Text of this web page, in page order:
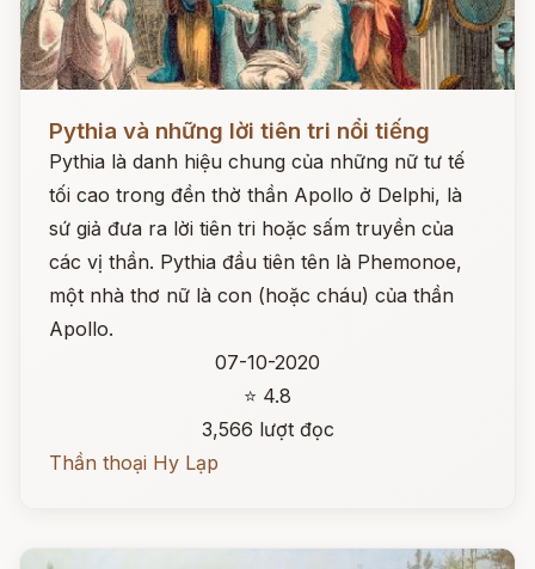
Pythia và những lời tiên tri nổi tiếng
Pythia là danh hiệu chung của những nữ tư tế
tối cao trong đền thờ thần Apollo ở Delphi, là
sứ giả đưa ra lời tiên tri hoặc sấm truyền của
các vị thần. Pythia đầu tiên tên là Phemonoe,
một nhà thơ nữ là con (hoặc cháu) của thần
Apollo.
07-10-2020
⭐ 4.8
3,566 lượt đọc
Thần thoại Hy Lạp